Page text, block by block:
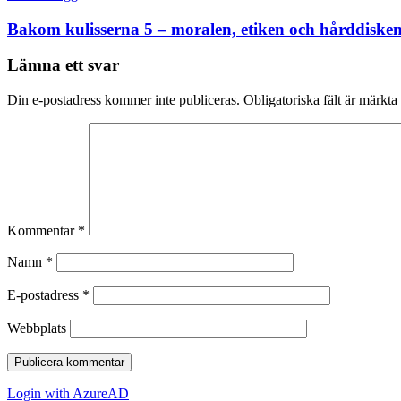
Bakom kulisserna 5 – moralen, etiken och
Lämna ett svar
Din e-postadress kommer inte publiceras. Obligatoriska fält är märkta
Kommentar *
Namn *
E-postadress *
Webbplats
Login with AzureAD